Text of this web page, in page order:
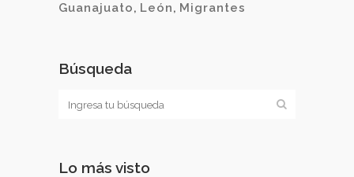
Guanajuato, León, Migrantes
Búsqueda
Lo más visto